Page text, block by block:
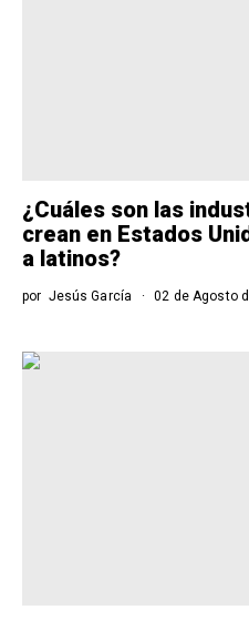
¿Cuáles son las
crean en Estados
a latinos?
por Jesús García 02 de Agosto